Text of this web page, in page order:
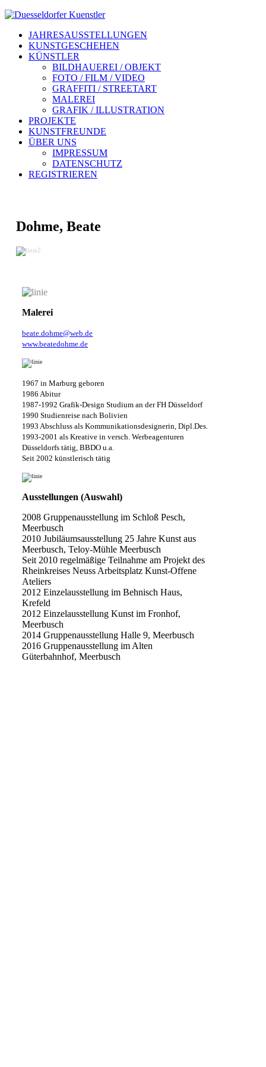
JAHRESAUSSTELLUNGEN
KUNSTGESCHEHEN
KÜNSTLER
BILDHAUEREI / OBJEKT
FOTO / FILM / VIDEO
GRAFFITI / STREETART
MALEREI
GRAFIK / ILLUSTRATION
PROJEKTE
KUNSTFREUNDE
ÜBER UNS
IMPRESSUM
DATENSCHUTZ
REGISTRIEREN
Dohme, Beate
Malerei
beate.dohme@web.de
www.beatedohme.de
1967 in Marburg geboren
1986 Abitur
1987-1992 Grafik-Design Studium an der FH Düsseldorf
1990 Studienreise nach Bolivien
1993 Abschluss als Kommunikationsdesignerin, Dipl.Des.
1993-2001 als Kreative in versch. Werbeagenturen
Düsseldorfs tätig, BBDO u.a.
Seit 2002 künstlerisch tätig
Ausstellungen (Auswahl)
2008 Gruppenausstellung im Schloß Pesch,
Meerbusch
2010 Jubiläumsausstellung 25 Jahre Kunst aus
Meerbusch, Teloy-Mühle Meerbusch
Seit 2010 regelmäßige Teilnahme am Projekt des
Rheinkreises Neuss Arbeitsplatz Kunst-Offene
Ateliers
2012 Einzelausstellung im Behnisch Haus,
Krefeld
2012 Einzelausstellung Kunst im Fronhof,
Meerbusch
2014 Gruppenausstellung Halle 9, Meerbusch
2016 Gruppenausstellung im Alten
Güterbahnhof, Meerbusch